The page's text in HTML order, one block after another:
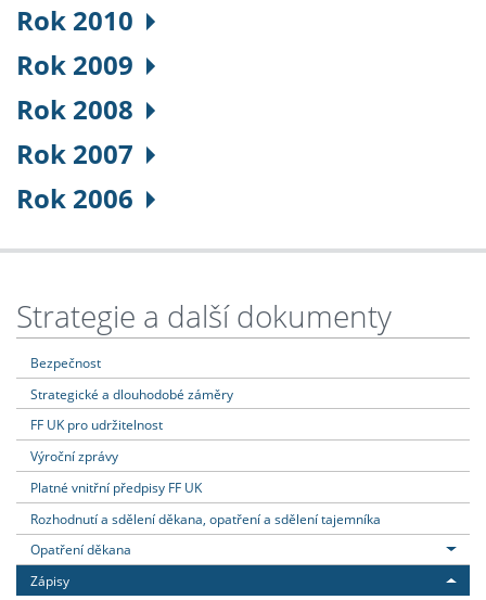
Rok 2010
Rok 2009
Rok 2008
Rok 2007
Rok 2006
Strategie a další dokumenty
Bezpečnost
Strategické a dlouhodobé záměry
FF UK pro udržitelnost
Výroční zprávy
Platné vnitřní předpisy FF UK
Rozhodnutí a sdělení děkana, opatření a sdělení tajemníka
Opatření děkana
Zápisy